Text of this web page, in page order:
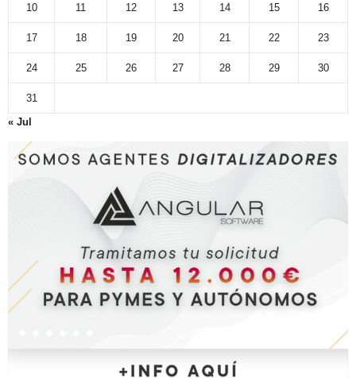
10 11 12 13 14 15 16
17 18 19 20 21 22 23
24 25 26 27 28 29 30
31
« Jul